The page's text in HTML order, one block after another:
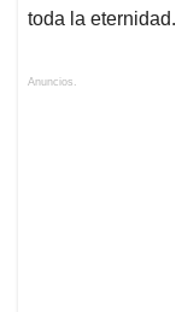
toda la eternidad.
Anuncios.